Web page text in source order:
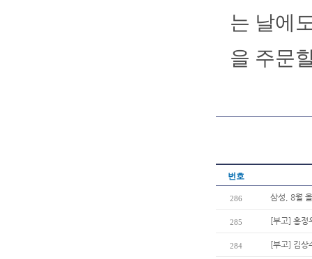
는 날에
을 주문
번호
286 삼성, 8월
285 [부고] 홍정
284 [부고] 김상